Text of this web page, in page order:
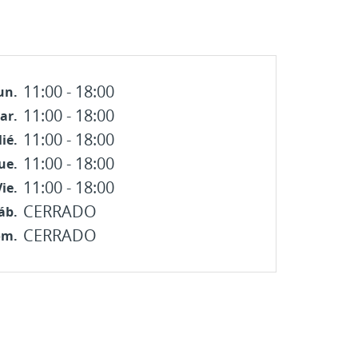
11:00 - 18:00
11:00 - 18:00
11:00 - 18:00
11:00 - 18:00
11:00 - 18:00
CERRADO
CERRADO